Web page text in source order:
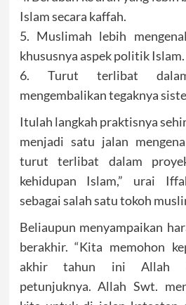
Islam secara kaffah.
5. Muslimah lebih
khususnya aspek politik Islam.
6. Turut terlibat
mengembalikan tegaknya
Itulah langkah praktisnya
menjadi satu jalan
turut terlibat dalam
kehidupan Islam,” urai
sebagai salah satu tokoh
Beliaupun menyampaikan
berakhir. “Kita memohon
akhir tahun ini Allah
petunjuknya. Allah Swt.